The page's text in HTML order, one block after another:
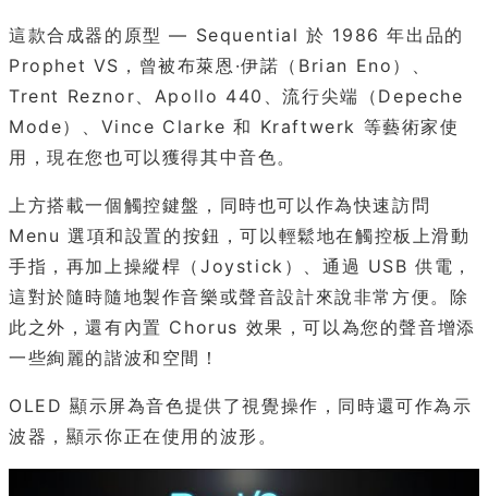
這款合成器的原型 — Sequential 於 1986 年出品的
Prophet VS，曾被布萊恩·伊諾（Brian Eno）、
Trent Reznor、Apollo 440、流行尖端（Depeche
Mode）、Vince Clarke 和 Kraftwerk 等藝術家使
用，現在您也可以獲得其中音色。
上方搭載一個觸控鍵盤，同時也可以作為快速訪問
Menu 選項和設置的按鈕，可以輕鬆地在觸控板上滑動
手指，再加上操縱桿（Joystick）、通過 USB 供電，
這對於隨時隨地製作音樂或聲音設計來說非常方便。除
此之外，還有內置 Chorus 效果，可以為您的聲音增添
一些絢麗的諧波和空間！
OLED 顯示屏為音色提供了視覺操作，同時還可作為示
波器，顯示你正在使用的波形。